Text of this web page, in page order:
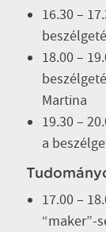
16.30 –
18.00 –
Martina
19.30 –
a
17.00 –
“maker”-